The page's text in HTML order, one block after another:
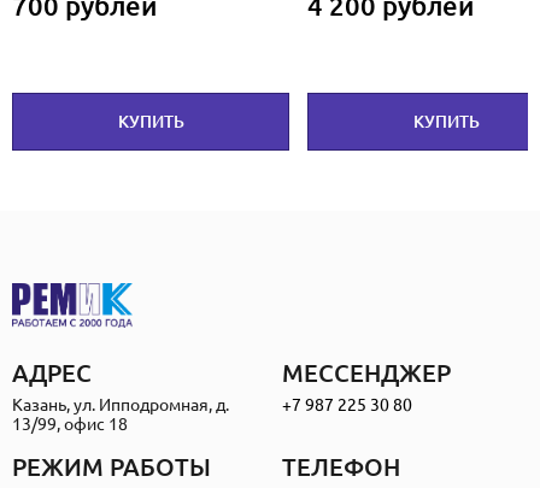
КУПИТЬ
900 рублей
КУПИТЬ
АДРЕС
Казань, ул. Ипподромная, д.
13/99, офис 18
МЕССЕНДЖЕР
+7 987 225 30 80
РЕЖИМ РАБОТЫ ТЕЛЕФОН